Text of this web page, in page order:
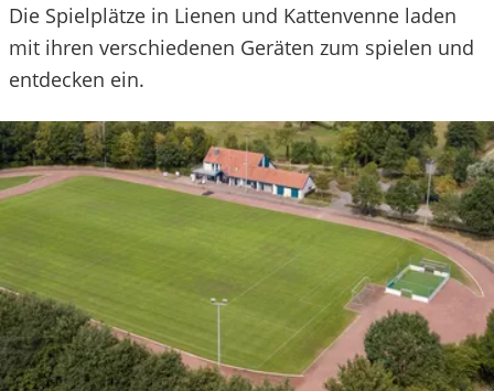
Die Spielplätze in Lienen und Kattenvenne laden
mit ihren verschiedenen Geräten zum spielen und
entdecken ein.